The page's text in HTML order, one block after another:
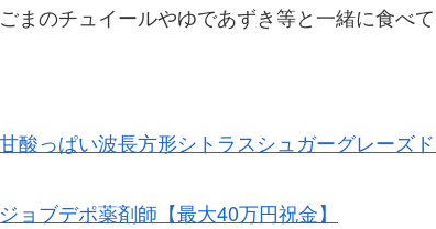
まのチュイールやゆであずき等と一緒に食べて
酸っぱい波長方形シトラスシュガーグレーズ
ョブデポ薬剤師【最大40万円祝金】